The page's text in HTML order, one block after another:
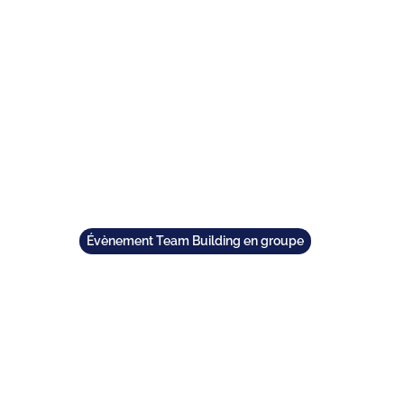
Évènement Team Building en groupe